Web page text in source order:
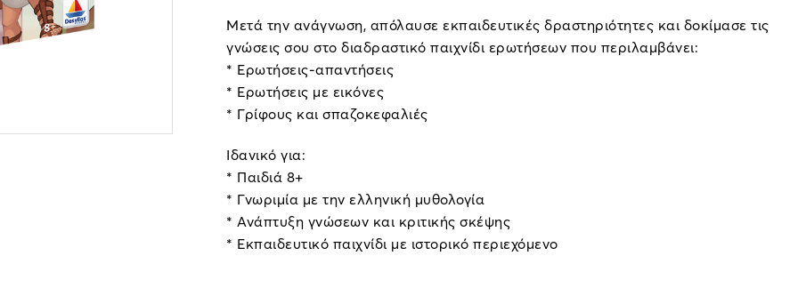
Μετά την ανάγνωση, απόλαυσε εκπαιδευτικές δραστηριότητες και δοκίμασε τις
γνώσεις σου στο διαδραστικό παιχνίδι ερωτήσεων που περιλαμβάνει:
* Ερωτήσεις-απαντήσεις
* Ερωτήσεις με εικόνες
* Γρίφους και σπαζοκεφαλιές
Ιδανικό για:
* Παιδιά 8+
* Γνωριμία με την ελληνική μυθολογία
* Ανάπτυξη γνώσεων και κριτικής σκέψης
* Εκπαιδευτικό παιχνίδι με ιστορικό περιεχόμενο